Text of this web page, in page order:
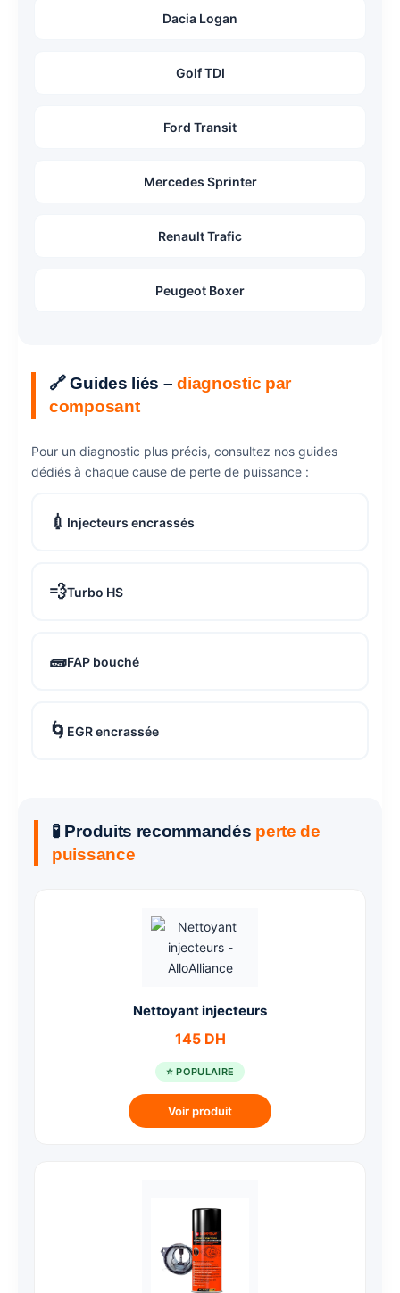
Dacia Logan
Golf TDI
Ford Transit
Mercedes Sprinter
Renault Trafic
Peugeot Boxer
🔗 Guides liés –diagnostic par
composant
Pour un diagnostic plus précis, consultez nos guides
dédiés à chaque cause de perte de puissance :
💉 Injecteurs encrassés
💨Turbo HS
🧱FAP bouché
🌀 EGR encrassée
🧪 Produits recommandés perte de
puissance
Nettoyant injecteurs
145 DH
⭐ POPULAIRE
Voir produit